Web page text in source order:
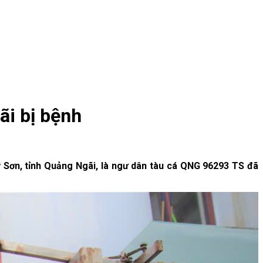
bị bệnh
tỉnh Quảng Ngãi, là ngư dân tàu cá QNG 96293 TS đã